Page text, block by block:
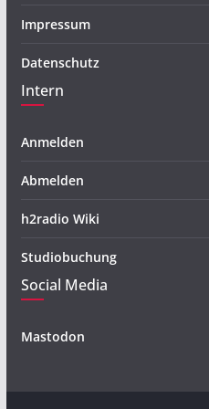
Impressum
Datenschutz
Intern
Anmelden
Abmelden
h2radio Wiki
Studiobuchung
Social Media
Mastodon